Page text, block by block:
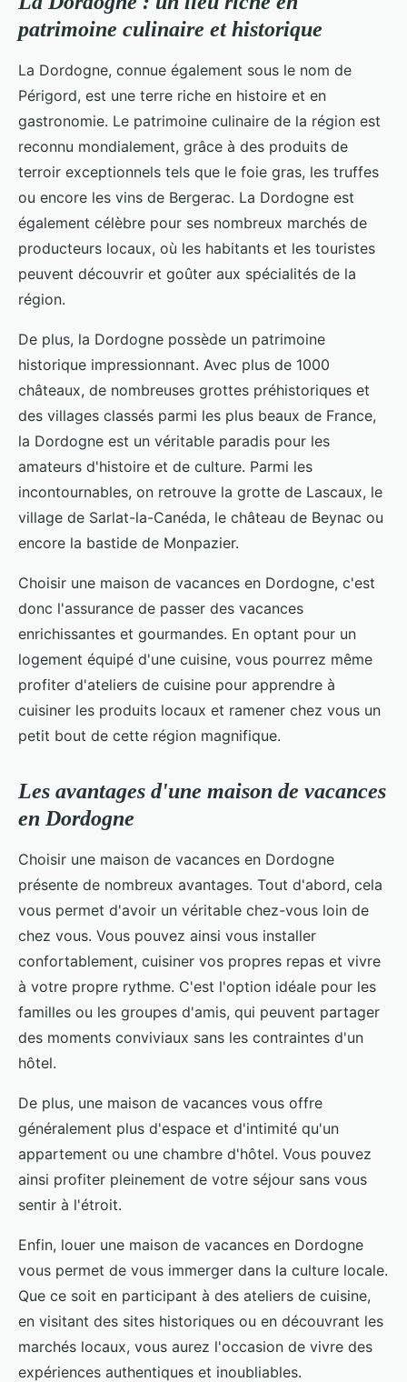
patrimoine culinaire et historique
La Dordogne, connue également sous le nom de
Périgord, est une terre riche en histoire et en
gastronomie. Le patrimoine culinaire de la région est
reconnu mondialement, grâce à des produits de
terroir exceptionnels tels que le foie gras, les truffes
ou encore les vins de Bergerac. La Dordogne est
également célèbre pour ses nombreux marchés de
producteurs locaux, où les habitants et les touristes
peuvent découvrir et goûter aux spécialités de la
région.
De plus, la Dordogne possède un patrimoine
historique impressionnant. Avec plus de 1000
châteaux, de nombreuses grottes préhistoriques et
des villages classés parmi les plus beaux de France,
la Dordogne est un véritable paradis pour les
amateurs d'histoire et de culture. Parmi les
incontournables, on retrouve la grotte de Lascaux, le
village de Sarlat-la-Canéda, le château de Beynac ou
encore la bastide de Monpazier.
Choisir une maison de vacances en Dordogne, c'est
donc l'assurance de passer des vacances
enrichissantes et gourmandes. En optant pour un
logement équipé d'une cuisine, vous pourrez même
profiter d'ateliers de cuisine pour apprendre à
cuisiner les produits locaux et ramener chez vous un
petit bout de cette région magnifique.
Les avantages d'une maison de vacances
en Dordogne
Choisir une maison de vacances en Dordogne
présente de nombreux avantages. Tout d'abord, cela
vous permet d'avoir un véritable chez-vous loin de
chez vous. Vous pouvez ainsi vous installer
confortablement, cuisiner vos propres repas et vivre
à votre propre rythme. C'est l'option idéale pour les
familles ou les groupes d'amis, qui peuvent partager
des moments conviviaux sans les contraintes d'un
hôtel.
De plus, une maison de vacances vous offre
généralement plus d'espace et d'intimité qu'un
appartement ou une chambre d'hôtel. Vous pouvez
ainsi profiter pleinement de votre séjour sans vous
sentir à l'étroit.
Enfin, louer une maison de vacances en Dordogne
vous permet de vous immerger dans la culture locale.
Que ce soit en participant à des ateliers de cuisine,
en visitant des sites historiques ou en découvrant les
marchés locaux, vous aurez l'occasion de vivre des
expériences authentiques et inoubliables.